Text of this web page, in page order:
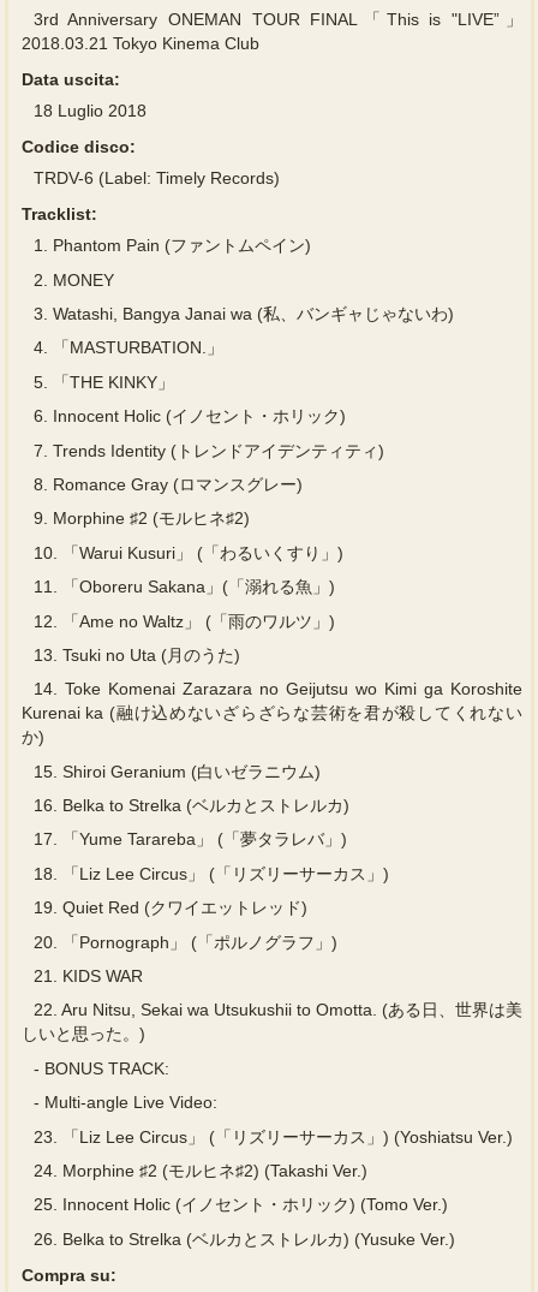
3rd Anniversary ONEMAN TOUR FINAL「This is "LIVE”」
2018.03.21 Tokyo Kinema Club
Data uscita:
18 Luglio 2018
Codice disco:
TRDV-6 (Label: Timely Records)
Tracklist:
1. Phantom Pain (ファントムペイン)
2.
MONEY
3. Watashi, Bangya Janai wa (私、バンギャじゃないわ)
4. 「MASTURBATION.」
5.
「THE KINKY」
6.
Innocent Holic (イノセント・ホリック)
7. Trends Identity (トレンドアイデンティティ)
8.
Romance Gray (ロマンスグレー)
9. Morphine ♯2 (モルヒネ♯2)
10.
「Warui Kusuri」 (「わるいくすり」)
11.
「Oboreru Sakana」(「溺れる魚」)
12.
「Ame no Waltz」 (「雨のワルツ」)
13. Tsuki no Uta (月のうた)
14. Toke Komenai Zarazara no Geijutsu wo Kimi ga Koroshite
Kurenai ka (融け込めないざらざらな芸術を君が殺してくれない
か)
15. Shiroi Geranium (白いゼラニウム)
16.
Belka to Strelka (ベルカとストレルカ)
17. 「Yume Tarareba」 (「夢タラレバ」)
18.
「Liz Lee Circus」 (「リズリーサーカス」)
19. Quiet Red (クワイエットレッド)
20.
「Pornograph」 (「ポルノグラフ」)
21.
KIDS WAR
22. Aru Nitsu, Sekai wa Utsukushii to Omotta. (ある日、世界は美
しいと思った。)
- BONUS TRACK:
- Multi-angle Live Video:
23.
「Liz Lee Circus」 (「リズリーサーカス」) (Yoshiatsu Ver.)
24. Morphine ♯2 (モルヒネ♯2) (Takashi Ver.)
25. Innocent Holic (イノセント・ホリック) (Tomo Ver.)
26.
Belka to Strelka (ベルカとストレルカ) (Yusuke Ver.)
Compra su: